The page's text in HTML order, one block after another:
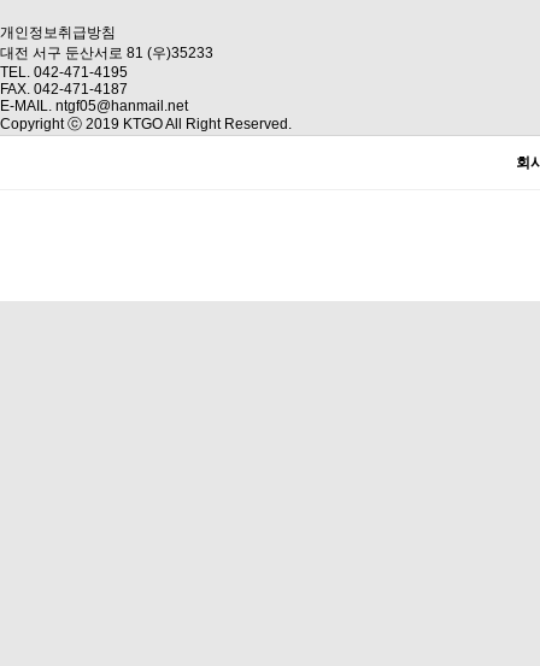
개인정보취급방침
대전 서구 둔산서로 81 (우)35233
TEL. 042-471-4195
FAX. 042-471-4187
E-MAIL. ntgf05@hanmail.net
Copyright ⓒ 2019 KTGO All Right Reserved.
회